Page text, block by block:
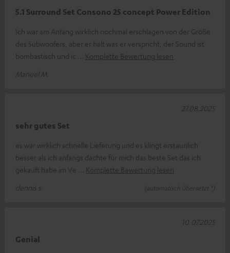
5.1 Surround Set Consono 25 concept Power Edition
Ich war am Anfang wirklich nochmal erschlagen von der Größe
des Subwoofers, aber er hält was er verspricht, der Sound ist
bombastisch und ic
Komplette Bewertung lesen
Manuel M.
sehr gutes Set
es war wirklich schnelle Lieferung und es klingt erstaunlich
besser als ich anfangs dachte für mich das beste Set das ich
gekauft habe im Ve
Komplette Bewertung lesen
dennis s.
(automatisch übersetzt *)
27.08.2025
Genial
10.07.2025